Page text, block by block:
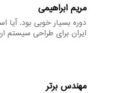
مریم ابراهیمی
دوره بسیار خوبی بود. آیا
ایران برای طراحی سیستم
مهندس برتر